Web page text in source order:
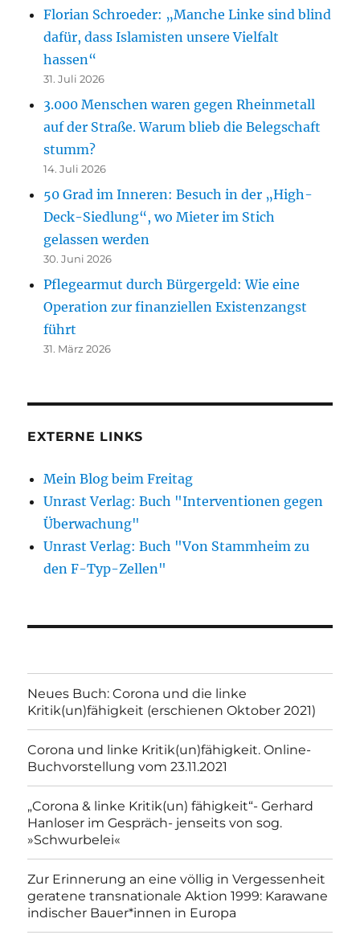
Florian Schroeder: „Manche Linke sind blind
dafür, dass Islamisten unsere Vielfalt
hassen“
31. Juli 2026
3.000 Menschen waren gegen Rheinmetall
auf der Straße. Warum blieb die Belegschaft
stumm?
14. Juli 2026
50 Grad im Inneren: Besuch in der „High-
Deck-Siedlung“, wo Mieter im Stich
gelassen werden
30. Juni 2026
Pflegearmut durch Bürgergeld: Wie eine
Operation zur finanziellen Existenzangst
führt
31. März 2026
EXTERNE LINKS
Mein Blog beim Freitag
Unrast Verlag: Buch "Interventionen gegen
Überwachung"
Unrast Verlag: Buch "Von Stammheim zu
den F-Typ-Zellen"
Neues Buch: Corona und die linke
Kritik(un)fähigkeit (erschienen Oktober 2021)
Corona und linke Kritik(un)fähigkeit. Online-
Buchvorstellung vom 23.11.2021
„Corona & linke Kritik(un) fähigkeit“- Gerhard
Hanloser im Gespräch- jenseits von sog.
»Schwurbelei«
Zur Erinnerung an eine völlig in Vergessenheit
geratene transnationale Aktion 1999: Karawane
indischer Bauer*innen in Europa